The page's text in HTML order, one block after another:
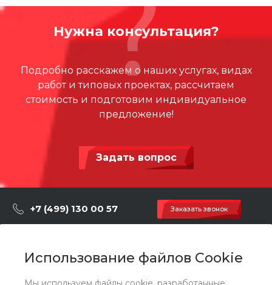
Использование файлов Cookie
4000
Материал
Сталь с порошковой покр
28х15
.dwg
Нужна консультация?
Подробно расскажем о наших услугах, видах
работ и типовых проектах, рассчитаем
стоимость и подготовим индивидуальное
предложение!
Задать вопрос
+7 (499) 130 00 57 Заказать звонок
г. Москва, Марксистская 3 стр.2